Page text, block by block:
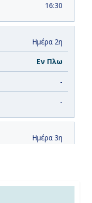
16:30
Ημέρα 2η
Εν Πλω
-
-
Ημέρα 3η
Μπαχάμες